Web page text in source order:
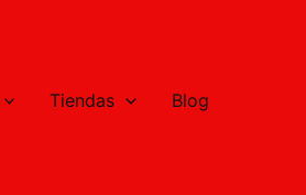
Tiendas Blog